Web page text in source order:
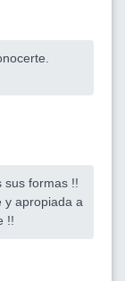
sus formas !!
y apropiada a
!!